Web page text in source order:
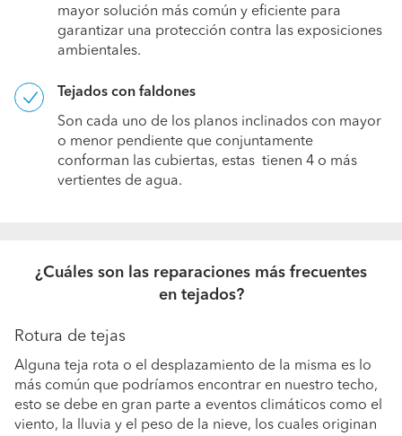
mayor solución más común y eficiente para
garantizar una protección contra las exposiciones
ambientales.
Tejados con faldones
Son cada uno de los planos inclinados con mayor
o menor pendiente que conjuntamente
conforman las cubiertas, estas tienen 4 o más
vertientes de agua.
¿Cuáles son las reparaciones más frecuentes
en tejados?
Rotura de tejas
Alguna teja rota o el desplazamiento de la misma es lo
más común que podríamos encontrar en nuestro techo,
esto se debe en gran parte a eventos climáticos como el
viento, la lluvia y el peso de la nieve, los cuales originan